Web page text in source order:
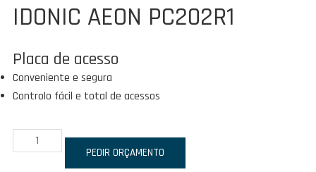
IDONIC AEON PC202R1
Placa de acesso
Conveniente e segura
Controlo fácil e total de acessos
Quantidade
de
PEDIR ORÇAMENTO